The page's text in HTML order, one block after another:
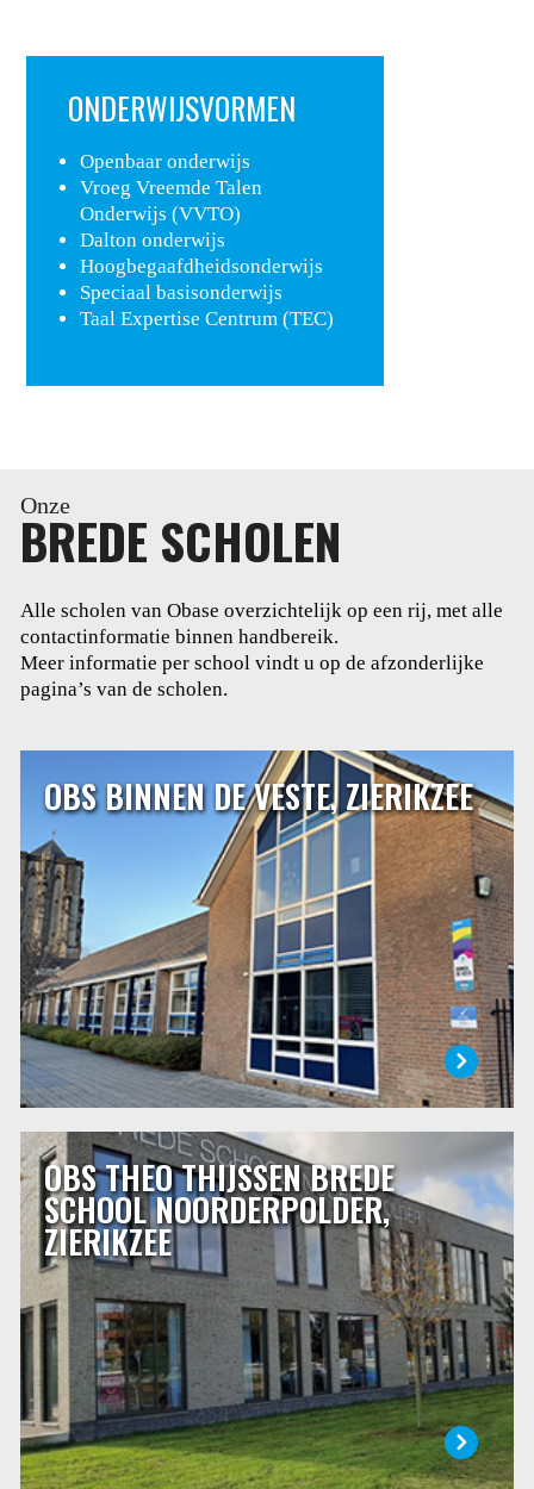
ONDERWIJSVORMEN
Openbaar onderwijs
Vroeg Vreemde Talen
Onderwijs (VVTO)
Dalton onderwijs
Hoogbegaafdheidsonderwijs
Speciaal basisonderwijs
Taal Expertise Centrum (TEC)
Onze
BREDE SCHOLEN
Alle scholen van Obase overzichtelijk op een rij, met alle
contactinformatie binnen handbereik.
Meer informatie per school vindt u op de afzonderlijke
pagina’s van de scholen.
OBS BINNEN DE VESTE, ZIERIKZEE
OBS BINNEN DE VESTE, ZIERIKZEE
Dalton basisschool Binnen de Veste ligt in de binnenstad
van Zierikzee. Binnen de Veste is een daltonschool. Het
daltononderwijs is gebaseerd op de volgende
grondbeginselen: zelfstandigheid, verantwoordelijkheid,
reflectie, effectiviteit en samenwerking.
LEES MEER
OBS THEO THIJSSEN BREDE
SCHOOL NOORDERPOLDER,
ZIERIKZEE
OBS THEO THIJSSEN BREDE SCHOOL
NOORDERPOLDER, ZIERIKZEE
De basisschool is een stukje van je leven, voor de kinderen
en voor u. U vertrouwt uw kind zo’n 8 jaar toe aan de zorg
van de juffen en meesters. Dat is een belangrijk deel van
een kinderleven. Een basisschool kies je dan ook met zorg.
LEES MEER